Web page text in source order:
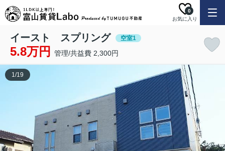
お気に入り
0
イースト スプリング 空室1
5.8万円 管理/共益費 2,300円
1/19